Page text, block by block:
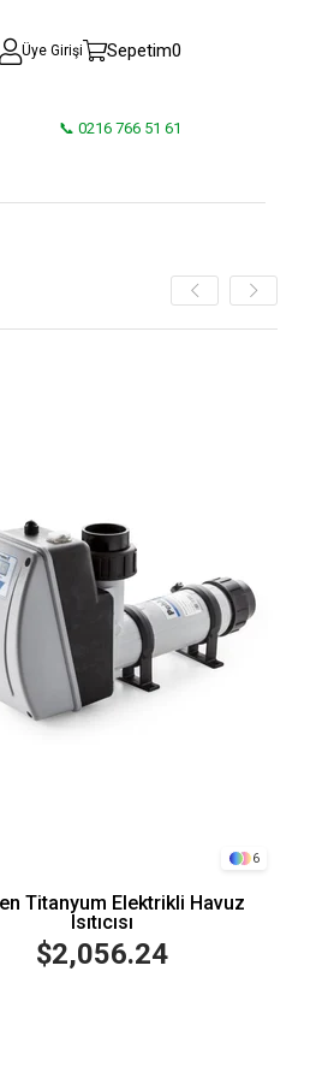
Üye Girişi Sepetim0
📞 0216 766 51 61
6
Titanyum Elektrikli Havuz
Isıtıcısı
$2,056.24